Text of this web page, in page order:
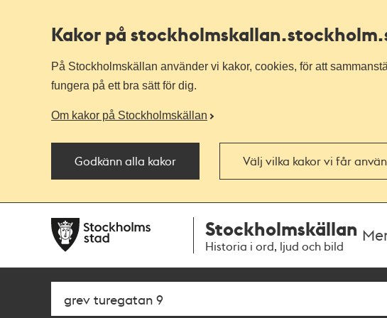
Kakor på stockholmskallan
På Stockholmskällan använder vi kakor, cookies, för att
fungera på ett bra sätt för dig.
Om kakor på Stockholmskällan
Godkänn alla kakor Välj vilka kakor vi får
navigationen
huvudinnehållet
Stockholmskällan
Historia i ord, ljud och bild
Sök